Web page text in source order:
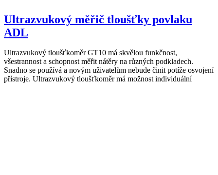
Ultrazvukový měřič tloušťky povlaku
ADL
Ultrazvukový tloušťkoměr GT10 má skvělou funkčnost,
všestrannost a schopnost měřit nátěry na různých podkladech.
Snadno se používá a novým uživatelům nebude činit potíže osvojení
přístroje. Ultrazvukový tloušťkoměr má možnost individuální